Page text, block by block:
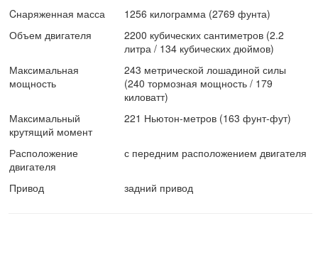
Cнаряженная масса
1256 килограмма (2769 фунта)
Объем двигателя
2200 кубических сантиметров (2.2
литра / 134 кубических дюймов)
Максимальная
мощность
243 метрической лошадиной силы
(240 тормозная мощность / 179
киловатт)
Максимальный
крутящий момент
221 Ньютон-метров (163 фунт-фут)
Расположение
двигателя
с передним расположением двигателя
Привод задний привод